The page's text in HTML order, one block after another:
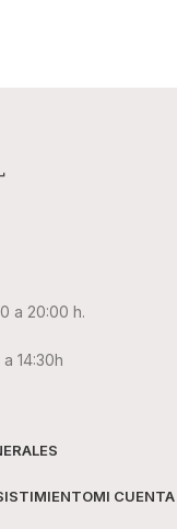
a 20:00 h.
14:30h
MI CUENTA